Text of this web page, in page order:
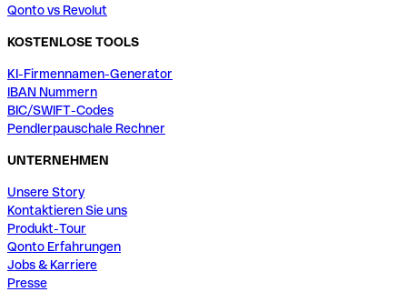
Qonto vs Revolut
KOSTENLOSE TOOLS
KI-Firmennamen-Generator
IBAN Nummern
BIC/SWIFT-Codes
Pendlerpauschale Rechner
UNTERNEHMEN
Unsere Story
Kontaktieren Sie uns
Produkt-Tour
Qonto Erfahrungen
Jobs & Karriere
Presse